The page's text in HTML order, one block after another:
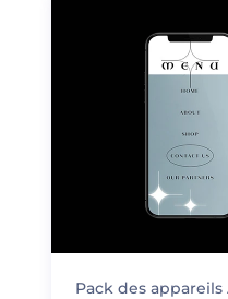
Pack des